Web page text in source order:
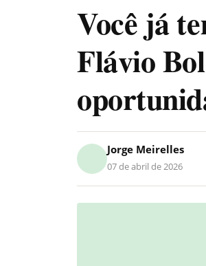
Você já
Flávio
Jorge Meirelles
07 de abril de 2026